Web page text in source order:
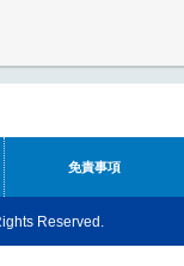
免責事項
Reserved.